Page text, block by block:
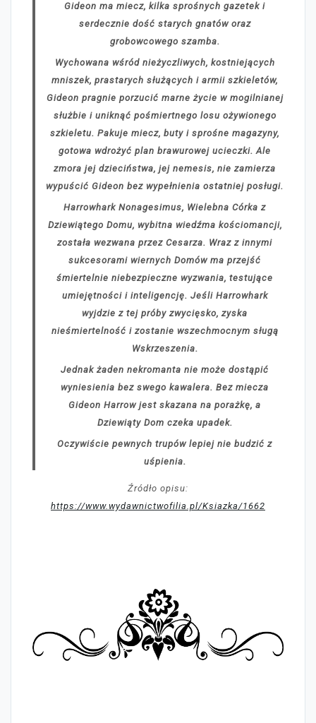
Gideon ma miecz, kilka sprośnych gazetek i
serdecznie dość starych gnatów oraz
grobowcowego szamba.
Wychowana wśród nieżyczliwych, kostniejących
mniszek, prastarych służących i armii szkieletów,
Gideon pragnie porzucić marne życie w mogilnianej
służbie i uniknąć pośmiertnego losu ożywionego
szkieletu. Pakuje miecz, buty i sprośne magazyny,
gotowa wdrożyć plan brawurowej ucieczki. Ale
zmora jej dzieciństwa, jej nemesis, nie zamierza
wypuścić Gideon bez wypełnienia ostatniej posługi.
Harrowhark Nonagesimus, Wielebna Córka z
Dziewiątego Domu, wybitna wiedźma kościomancji,
została wezwana przez Cesarza. Wraz z innymi
sukcesorami wiernych Domów ma przejść
śmiertelnie niebezpieczne wyzwania, testujące
umiejętności i inteligencję. Jeśli Harrowhark
wyjdzie z tej próby zwycięsko, zyska
nieśmiertelność i zostanie wszechmocnym sługą
Wskrzeszenia.
Jednak żaden nekromanta nie może dostąpić
wyniesienia bez swego kawalera. Bez miecza
Gideon Harrow jest skazana na porażkę, a
Dziewiąty Dom czeka upadek.
Oczywiście pewnych trupów lepiej nie budzić z
uśpienia.
Źródło opisu:
https://www.wydawnictwofilia.pl/Ksiazka/1662